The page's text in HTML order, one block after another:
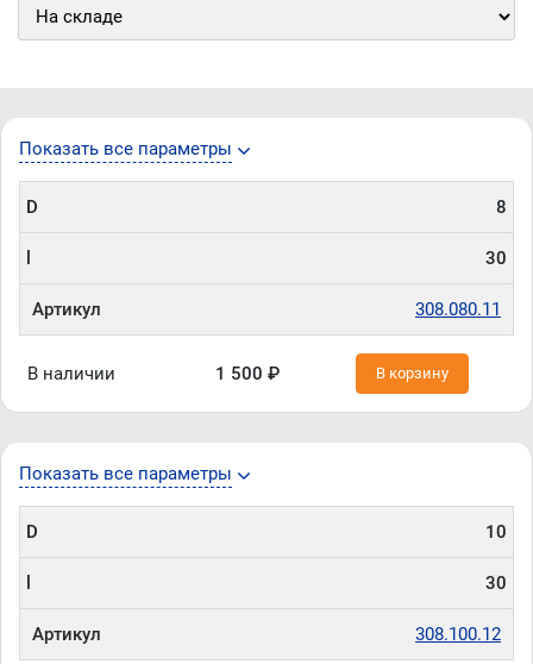
Показать все параметры
D 8
30
Артикул 308.080.11
В наличии 1 500 ₽ В корзину
Показать все параметры
D 10
30
Артикул 308.100.12